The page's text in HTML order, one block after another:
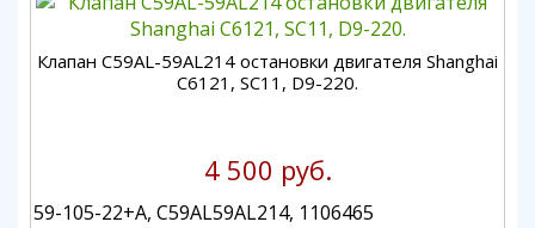
Клапан C59AL-59AL214 остановки двигателя Shanghai
C6121, SC11, D9-220.
4 500 руб.
59-105-22+A, C59AL59AL214, 1106465